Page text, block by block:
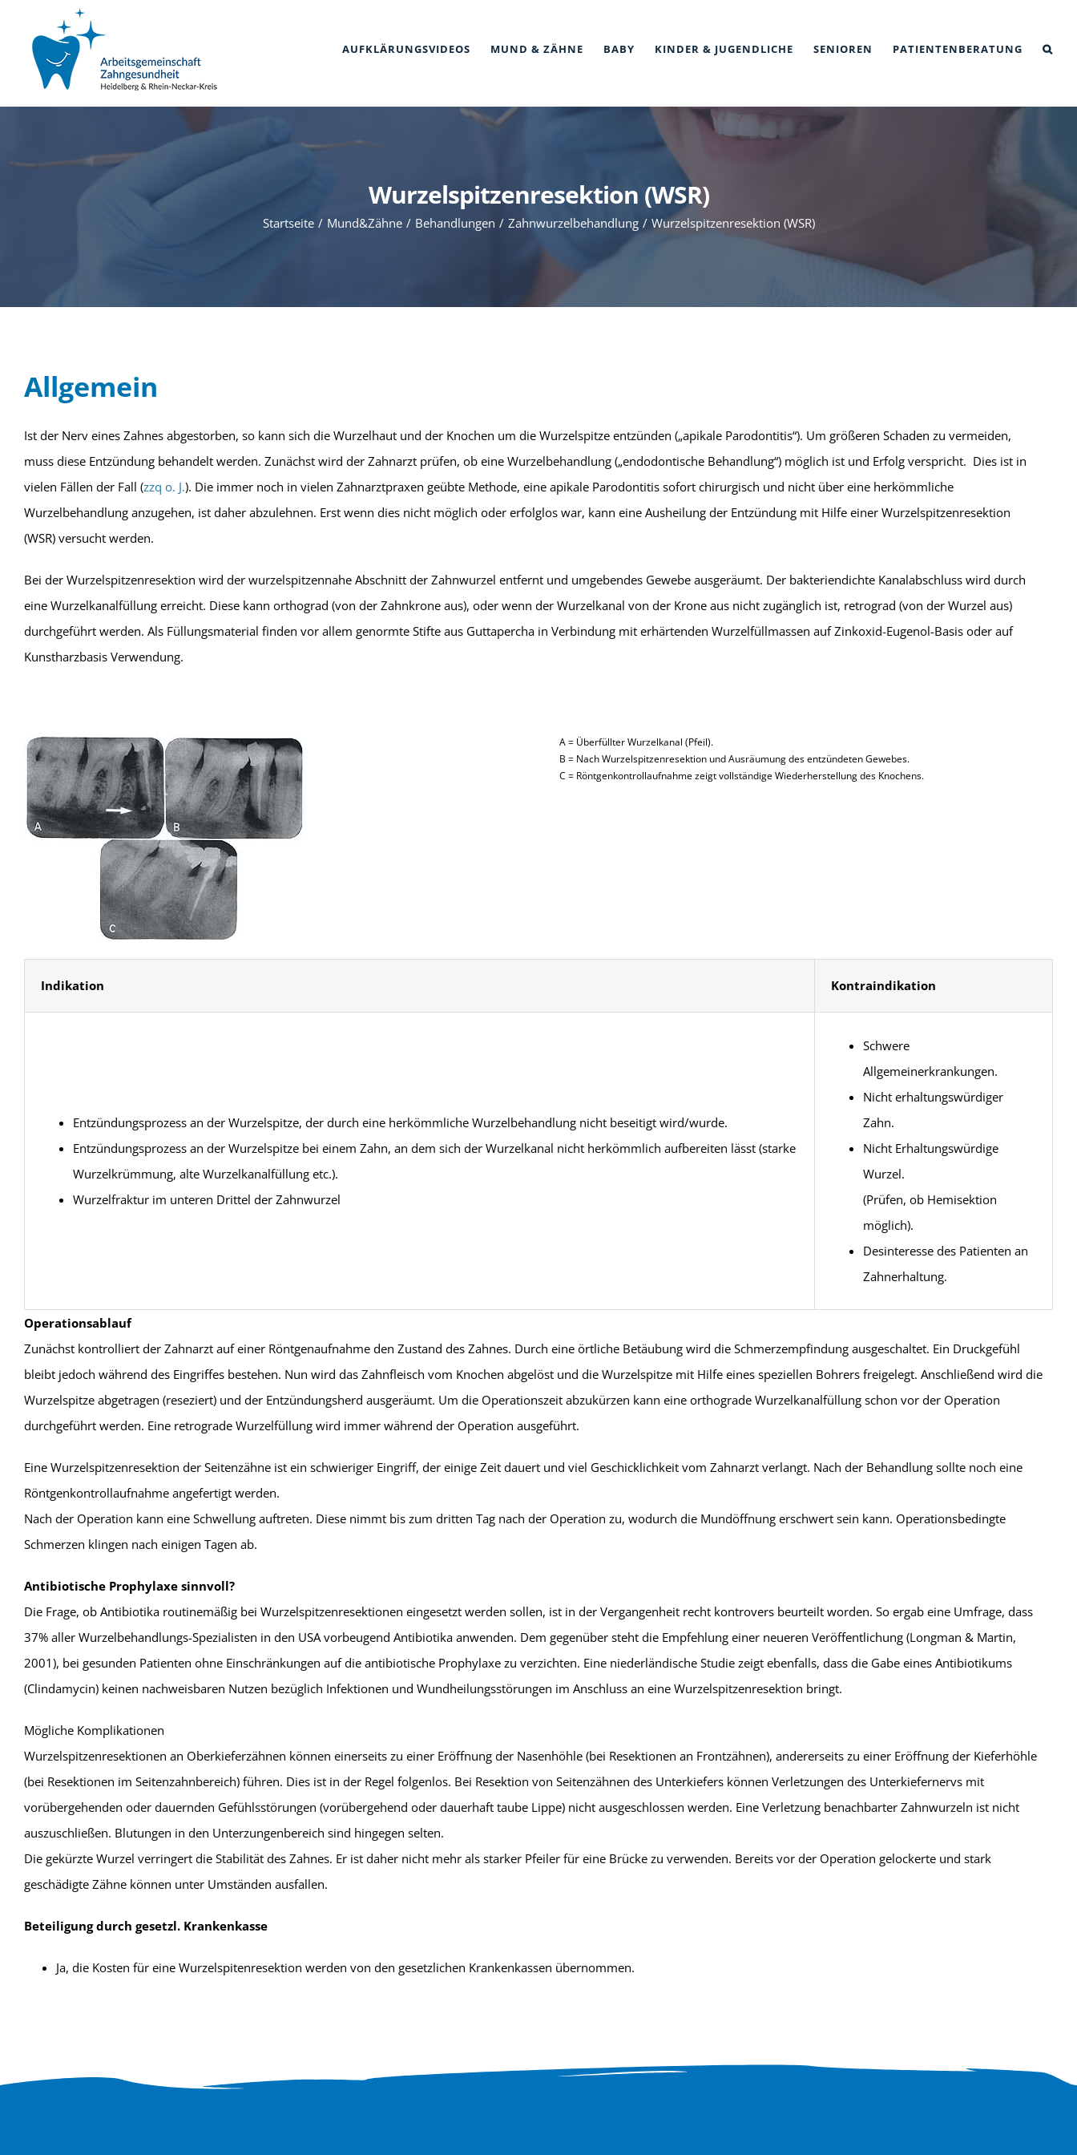
springen
AUFKLÄRUNGSVIDEOS MUND & ZÄHNE BABY KINDER & JUGENDLICHE SENIOREN PATIENTENBERATUNG
Wurzelspitzenresektion (WSR)
Startseite Mund&Zähne Behandlungen Zahnwurzelbehandlung Wurzelspitzenresektion (WSR)
Allgemein
Ist der Nerv eines Zahnes abgestorben, so kann sich die Wurzelhaut und der Knochen um die Wurzelspitze entzünden („apikale Parodontitis“). Um größeren Schaden zu vermeiden,
muss diese Entzündung behandelt werden. Zunächst wird der Zahnarzt prüfen, ob eine Wurzelbehandlung („endodontische Behandlung“) möglich ist und Erfolg verspricht. Dies ist in
vielen Fällen der Fall (zzq o. J.). Die immer noch in vielen Zahnarztpraxen geübte Methode, eine apikale Parodontitis sofort chirurgisch und nicht über eine herkömmliche
Wurzelbehandlung anzugehen, ist daher abzulehnen. Erst wenn dies nicht möglich oder erfolglos war, kann eine Ausheilung der Entzündung mit Hilfe einer Wurzelspitzenresektion
(WSR) versucht werden.
Bei der Wurzelspitzenresektion wird der wurzelspitzennahe Abschnitt der Zahnwurzel entfernt und umgebendes Gewebe ausgeräumt. Der bakteriendichte Kanalabschluss wird durch
eine Wurzelkanalfüllung erreicht. Diese kann orthograd (von der Zahnkrone aus), oder wenn der Wurzelkanal von der Krone aus nicht zugänglich ist, retrograd (von der Wurzel aus)
durchgeführt werden. Als Füllungsmaterial finden vor allem genormte Stifte aus Guttapercha in Verbindung mit erhärtenden Wurzelfüllmassen auf Zinkoxid-Eugenol-Basis oder auf
Kunstharzbasis Verwendung.
A = Überfüllter Wurzelkanal (Pfeil).
B = Nach Wurzelspitzenresektion und Ausräumung des entzündeten Gewebes.
C = Röntgenkontrollaufnahme zeigt vollständige Wiederherstellung des Knochens.
Indikation Kontraindikation
Entzündungsprozess an der Wurzelspitze, der durch eine herkömmliche Wurzelbehandlung nicht beseitigt wird/wurde.
Entzündungsprozess an der Wurzelspitze bei einem Zahn, an dem sich der Wurzelkanal nicht herkömmlich aufbereiten lässt (starke
Wurzelkrümmung, alte Wurzelkanalfüllung etc.).
Wurzelfraktur im unteren Drittel der Zahnwurzel
Schwere
Allgemeinerkrankungen.
Nicht erhaltungswürdiger
Zahn.
Nicht Erhaltungswürdige
Wurzel.
(Prüfen, ob Hemisektion
möglich).
Desinteresse des Patienten an
Zahnerhaltung.
Operationsablauf
Zunächst kontrolliert der Zahnarzt auf einer Röntgenaufnahme den Zustand des Zahnes. Durch eine örtliche Betäubung wird die Schmerzempfindung ausgeschaltet. Ein Druckgefühl
bleibt jedoch während des Eingriffes bestehen. Nun wird das Zahnfleisch vom Knochen abgelöst und die Wurzelspitze mit Hilfe eines speziellen Bohrers freigelegt. Anschließend wird die
Wurzelspitze abgetragen (reseziert) und der Entzündungsherd ausgeräumt. Um die Operationszeit abzukürzen kann eine orthograde Wurzelkanalfüllung schon vor der Operation
durchgeführt werden. Eine retrograde Wurzelfüllung wird immer während der Operation ausgeführt.
Eine Wurzelspitzenresektion der Seitenzähne ist ein schwieriger Eingriff, der einige Zeit dauert und viel Geschicklichkeit vom Zahnarzt verlangt. Nach der Behandlung sollte noch eine
Röntgenkontrollaufnahme angefertigt werden.
Nach der Operation kann eine Schwellung auftreten. Diese nimmt bis zum dritten Tag nach der Operation zu, wodurch die Mundöffnung erschwert sein kann. Operationsbedingte
Schmerzen klingen nach einigen Tagen ab.
Antibiotische Prophylaxe sinnvoll?
Die Frage, ob Antibiotika routinemäßig bei Wurzelspitzenresektionen eingesetzt werden sollen, ist in der Vergangenheit recht kontrovers beurteilt worden. So ergab eine Umfrage, dass
37% aller Wurzelbehandlungs-Spezialisten in den USA vorbeugend Antibiotika anwenden. Dem gegenüber steht die Empfehlung einer neueren Veröffentlichung (Longman & Martin,
2001), bei gesunden Patienten ohne Einschränkungen auf die antibiotische Prophylaxe zu verzichten. Eine niederländische Studie zeigt ebenfalls, dass die Gabe eines Antibiotikums
(Clindamycin) keinen nachweisbaren Nutzen bezüglich Infektionen und Wundheilungsstörungen im Anschluss an eine Wurzelspitzenresektion bringt.
Mögliche Komplikationen
Wurzelspitzenresektionen an Oberkieferzähnen können einerseits zu einer Eröffnung der Nasenhöhle (bei Resektionen an Frontzähnen), andererseits zu einer Eröffnung der Kieferhöhle
(bei Resektionen im Seitenzahnbereich) führen. Dies ist in der Regel folgenlos. Bei Resektion von Seitenzähnen des Unterkiefers können Verletzungen des Unterkiefernervs mit
vorübergehenden oder dauernden Gefühlsstörungen (vorübergehend oder dauerhaft taube Lippe) nicht ausgeschlossen werden. Eine Verletzung benachbarter Zahnwurzeln ist nicht
auszuschließen. Blutungen in den Unterzungenbereich sind hingegen selten.
Die gekürzte Wurzel verringert die Stabilität des Zahnes. Er ist daher nicht mehr als starker Pfeiler für eine Brücke zu verwenden. Bereits vor der Operation gelockerte und stark
geschädigte Zähne können unter Umständen ausfallen.
Beteiligung durch gesetzl. Krankenkasse
Ja, die Kosten für eine Wurzelspitenresektion werden von den gesetzlichen Krankenkassen übernommen.